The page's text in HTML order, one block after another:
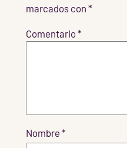
marcados con *
Comentario *
Nombre *